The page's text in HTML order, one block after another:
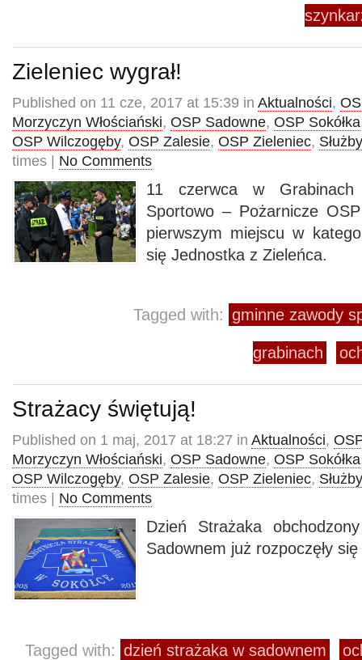
Zieleniec wygrał!
Published on 11 cze, 2017 at 15:39 in Aktualności,
Morzyczyn Włościański, OSP Sadowne, OSP Sokółka
OSP Wilczogęby, OSP Zalesie, OSP Zieleniec, Służby
times | No Comments
11 czerwca w Grabinach
Sportowo – Pożarnicze
pierwszym miejscu w
się Jednostka z Zieleńca.
Tagged with: gminne zawody
grabinach
Strażacy świętują!
Published on 1 maj, 2017 at 18:27 in Aktualności,
Morzyczyn Włościański, OSP Sadowne, OSP Sokółka
OSP Wilczogęby, OSP Zalesie, OSP Zieleniec, Służby
times | No Comments
Dzień Strażaka
Sadownem już rozpoczęły
Tagged with: dzień strażaka w sadownem